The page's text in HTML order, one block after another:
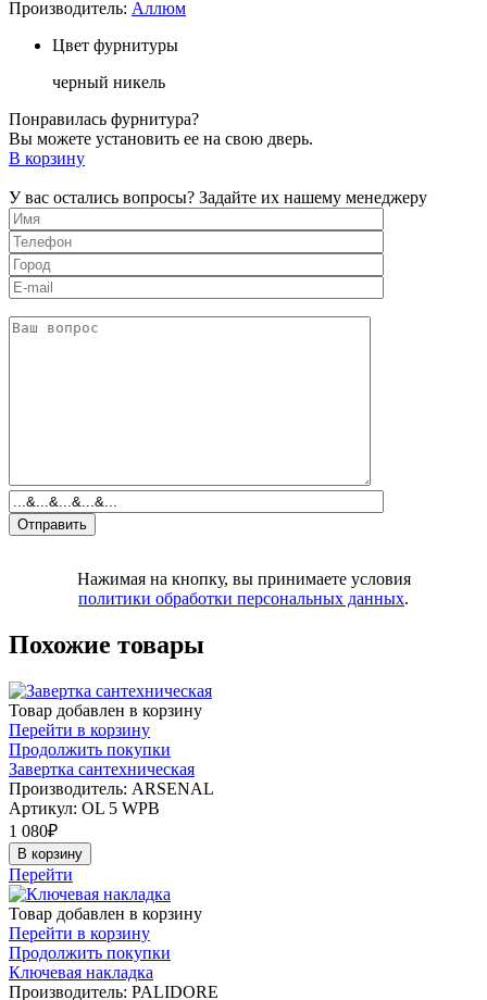
Производитель: Аллюм
Цвет фурнитуры
черный никель
Понравилась фурнитура?
Вы можете установить ее на свою дверь.
В корзину
У вас остались вопросы? Задайте их нашему менеджеру
Нажимая на кнопку, вы принимаете условия
политики обработки персональных данных.
Похожие товары
Товар добавлен в корзину
Перейти в корзину
Продолжить покупки
Завертка сантехническая
Производитель: ARSENAL
Артикул: OL 5 WPB
1 080₽
В корзину
Перейти
Товар добавлен в корзину
Перейти в корзину
Продолжить покупки
Ключевая накладка
Производитель: PALIDORE